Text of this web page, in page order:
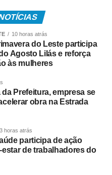
Ricardo, de ampliar o
da sociedade e orientar
sobre os efeitos da
no desenvolvimento
representa um avanço na
e na promoção de um
“Passamos a ter um
verdadeiro, em que quem
agia de forma incorreta
na minha avaliação,
10 horas atrás
do Leste participa
Agosto Lilás e reforça
às mulheres
Prefeitura, empresa se
obra na Estrada
horas atrás
participa de ação
de trabalhadores do